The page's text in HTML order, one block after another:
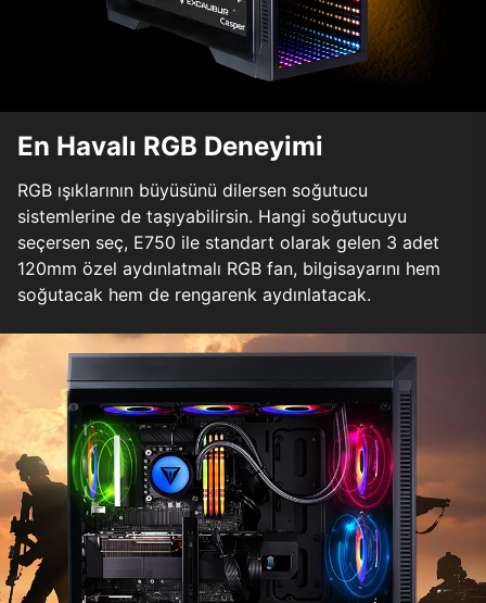
En Havalı RGB Deneyimi
RGB ışıklarının büyüsünü dilersen soğutucu
sistemlerine de taşıyabilirsin. Hangi soğutucuyu
seçersen seç, E750 ile standart olarak gelen 3 adet
120mm özel aydınlatmalı RGB fan, bilgisayarını hem
soğutacak hem de rengarenk aydınlatacak.